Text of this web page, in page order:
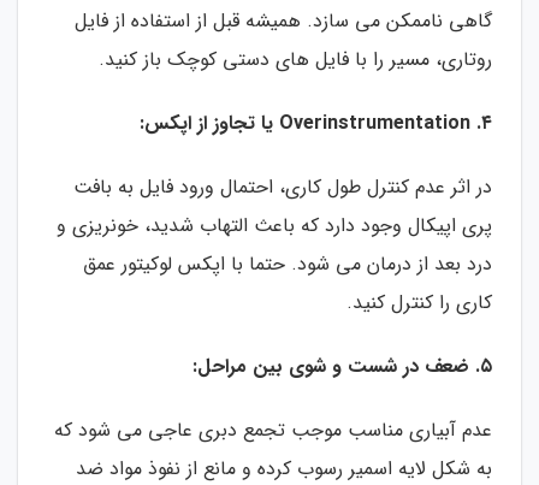
گاهی ناممکن می سازد. همیشه قبل از استفاده از فایل
روتاری، مسیر را با فایل های دستی کوچک باز کنید.
۴. Overinstrumentation یا تجاوز از اپکس:
در اثر عدم کنترل طول کاری، احتمال ورود فایل به بافت
پری اپیکال وجود دارد که باعث التهاب شدید، خونریزی و
درد بعد از درمان می شود. حتما با اپکس لوکیتور عمق
کاری را کنترل کنید.
۵. ضعف در شست و شوی بین مراحل:
عدم آبیاری مناسب موجب تجمع دبری عاجی می شود که
به شکل لایه اسمیر رسوب کرده و مانع از نفوذ مواد ضد